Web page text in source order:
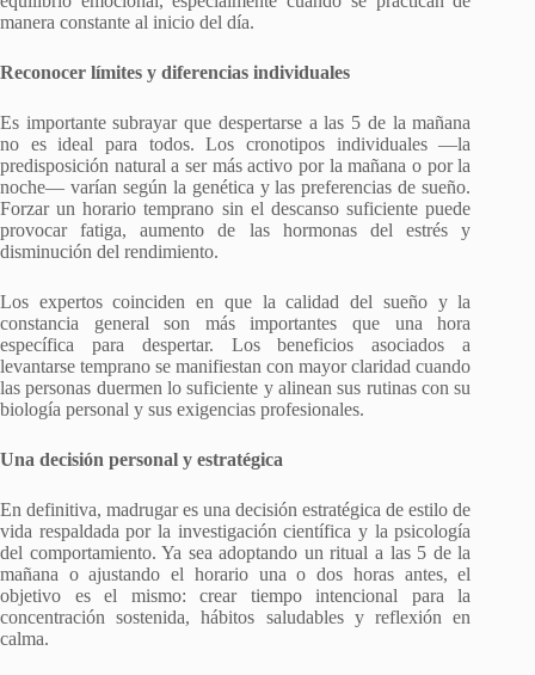
manera constante al inicio del día.
Reconocer límites y diferencias individuales
Es importante subrayar que despertarse a las 5 de la mañana
no es ideal para todos. Los cronotipos individuales —la
predisposición natural a ser más activo por la mañana o por la
noche— varían según la genética y las preferencias de sueño.
Forzar un horario temprano sin el descanso suficiente puede
provocar fatiga, aumento de las hormonas del estrés y
disminución del rendimiento.
Los expertos coinciden en que la calidad del sueño y la
constancia general son más importantes que una hora
específica para despertar. Los beneficios asociados a
levantarse temprano se manifiestan con mayor claridad cuando
las personas duermen lo suficiente y alinean sus rutinas con su
biología personal y sus exigencias profesionales.
Una decisión personal y estratégica
En definitiva, madrugar es una decisión estratégica de estilo de
vida respaldada por la investigación científica y la psicología
del comportamiento. Ya sea adoptando un ritual a las 5 de la
mañana o ajustando el horario una o dos horas antes, el
objetivo es el mismo: crear tiempo intencional para la
concentración sostenida, hábitos saludables y reflexión en
calma.